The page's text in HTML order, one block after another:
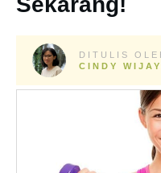
DITULIS
CINDY